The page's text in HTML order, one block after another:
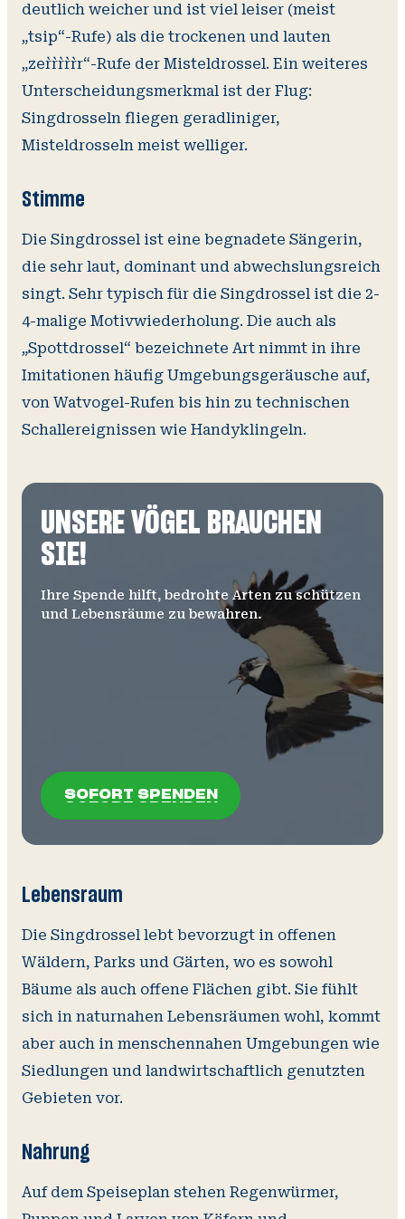
deutlich weicher und ist viel leiser (meist
„tsip“-Rufe) als die trockenen und lauten
„zer`r`r`r`r`r“-Rufe der Misteldrossel. Ein weiteres
Unterscheidungsmerkmal ist der Flug:
Singdrosseln fliegen geradliniger,
Misteldrosseln meist welliger.
Stimme
Die Singdrossel ist eine begnadete Sängerin,
die sehr laut, dominant und abwechslungsreich
singt. Sehr typisch für die Singdrossel ist die 2-
4-malige Motivwiederholung. Die auch als
„Spottdrossel“ bezeichnete Art nimmt in ihre
Imitationen häufig Umgebungsgeräusche auf,
von Watvogel-Rufen bis hin zu technischen
Schallereignissen wie Handyklingeln.
UNSERE VÖGEL BRAUCHEN
SIE!
Ihre Spende hilft, bedrohte Arten zu schützen
und Lebensräume zu bewahren.
SOFORT SPENDEN
Lebensraum
Die Singdrossel lebt bevorzugt in offenen
Wäldern, Parks und Gärten, wo es sowohl
Bäume als auch offene Flächen gibt. Sie fühlt
sich in naturnahen Lebensräumen wohl, kommt
aber auch in menschennahen Umgebungen wie
Siedlungen und landwirtschaftlich genutzten
Gebieten vor.
Nahrung
Auf dem Speiseplan stehen Regenwürmer,